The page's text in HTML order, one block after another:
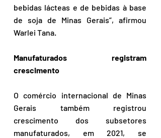
bebidas lácteas e de bebidas à base
de soja de Minas Gerais”, afirmou
Warlei Tana.
Manufaturados registram
crescimento
O comércio internacional de Minas
Gerais também registrou
crescimento dos subsetores
manufaturados, em 2021, se